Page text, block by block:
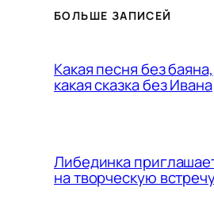
БОЛЬШЕ ЗАПИСЕЙ
Какая песня без баяна,
какая сказка без Ивана
Либединка
на творческую